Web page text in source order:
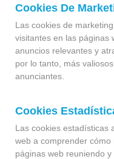
Cookies De
Las cookies de
visitantes en las páginas
anuncios relevantes y
por lo tanto, más
anunciantes.
Cookies
Las cookies estadísticas
web a comprender
páginas web reuniendo